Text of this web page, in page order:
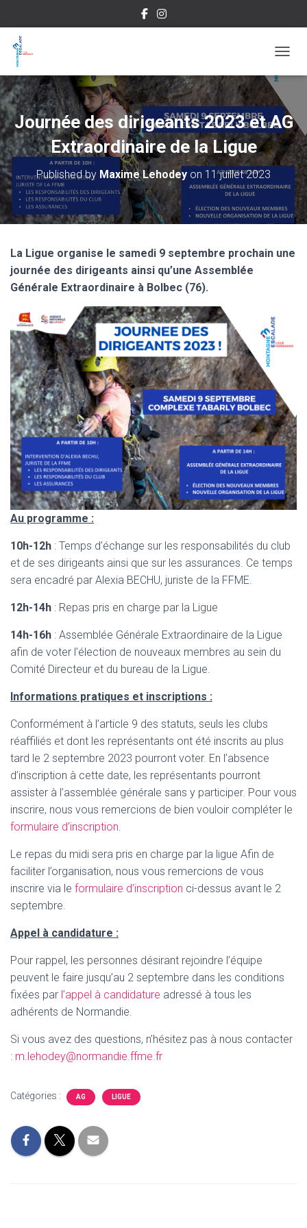
Journée des dirigeants 2023 et AG
Extraordinaire de la Ligue
Published by Maxime Lehodey on 11 juillet 2023
La Ligue organise le samedi 9 septembre prochain une
journée des dirigeants ainsi qu’une Assemblée
Générale Extraordinaire à Bolbec (76).
Au programme :
10h-12h : Temps d’échange sur les responsabilités du club
et de ses dirigeants ainsi que sur les assurances. Ce temps
sera encadré par Alexia BECHU, juriste de la FFME.
12h-14h : Repas pris en charge par la Ligue
14h-16h : Assemblée Générale Extraordinaire de la Ligue
afin de voter l’élection de nouveaux membres au sein du
Comité Directeur et du bureau de la Ligue.
Informations pratiques et inscriptions :
Conformément à l’article 9 des statuts, seuls les clubs
réaffiliés et dont les représentants ont été inscrits au plus
tard le 2 septembre 2023 pourront voter. En l’absence
d’inscription à cette date, les représentants pourront
assister à l’assemblée générale sans y participer. Pour vous
inscrire, nous vous remercions de bien vouloir compléter le
formulaire d’inscription
Le repas du midi sera pris en charge par la ligue Afin de
faciliter l’organisation, nous vous remercions de vous
inscrire via le formulaire d’inscription ci-dessus avant le 2
septembre.
Appel à candidature :
Pour rappel, les personnes désirant rejoindre l’équipe
peuvent le faire jusqu’au 2 septembre dans les conditions
fixées par l’appel à candidature adressé à tous les
adhérents de Normandie.
Si vous avez des questions, n’hésitez pas à nous contacter
: m.lehodey@normandie.ffme.fr
Catégories : AG LIGUE